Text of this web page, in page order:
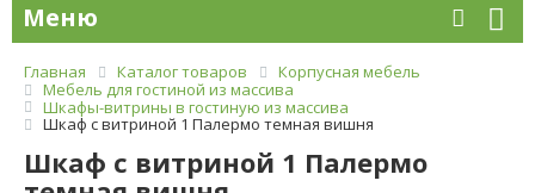
Меню
Главная Каталог товаров
Корпусная мебель
Мебель для гостиной из массива
Шкафы-витрины в гостиную из массива
Шкаф с витриной 1 Палермо темная вишня
Шкаф с витриной 1 Палермо